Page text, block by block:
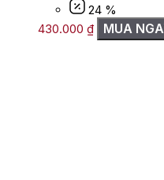
24 %
430.000 ₫ MUA